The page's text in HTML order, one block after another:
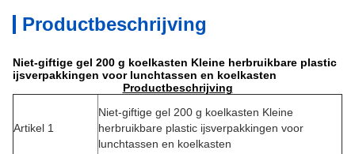
Productbeschrijving
Niet-giftige gel 200 g koelkasten Kleine herbruikbare plastic
ijsverpakkingen voor lunchtassen en koelkasten
Productbeschrijving
Artikel 1
Niet-giftige gel 200 g koelkasten Kleine
herbruikbare plastic ijsverpakkingen voor
lunchtassen en koelkasten